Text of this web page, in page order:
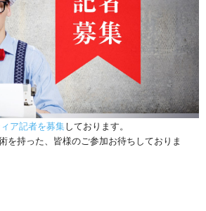
ア記者を募集しております。
を持った、皆様のご参加お待ちしておりま